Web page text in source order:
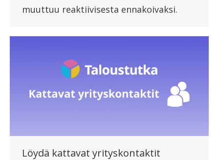
muuttuu reaktiivisesta ennakoivaksi.
Löydä kattavat yrityskontaktit